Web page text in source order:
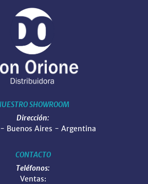
SHOWROOM
Dirección:
- Buenos Aires - Argentina
CONTACTO
Teléfonos:
Ventas: